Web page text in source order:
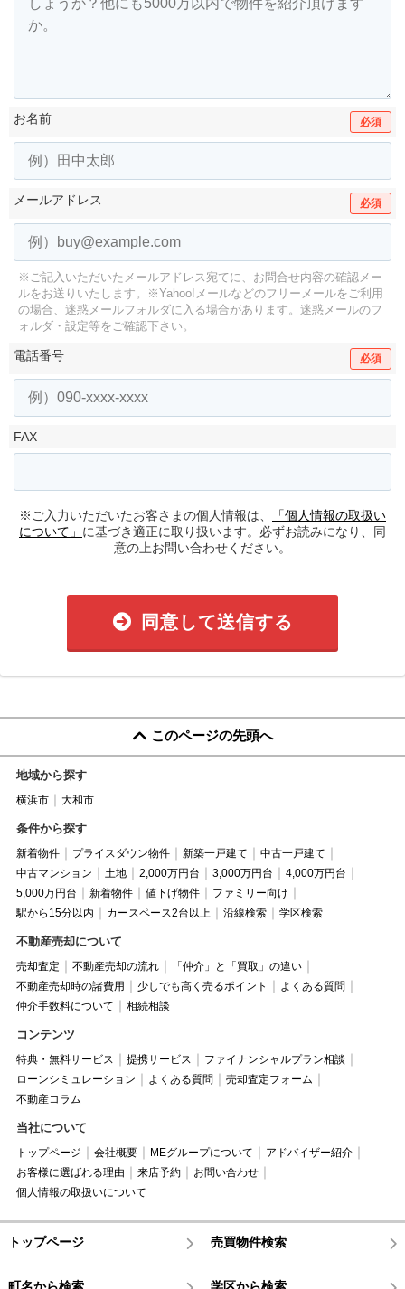
お名前 必須
メールアドレス 必須
※ご記入いただいたメールアドレス宛てに、お問合せ内容の確認メー
ルをお送りいたします。
※Yahoo!メールなどのフリーメールをご利用
の場合、迷惑メールフォルダに入る場合があります。 迷惑メールのフ
ォルダ・設定等をご確認下さい。
電話番号 必須
FAX
※ご入力いただいたお客さまの個人情報は、
「個人情報の取扱い
について」 に基づき適正に取り扱います。必ずお読みになり、同
意の上お問い合わせください。
同意して送信する
このページの先頭へ
地域から探す
横浜市 大和市
条件から探す
新着物件 プライスダウン物件 新築一戸建て
中古一戸建て
中古マンション
土地 2,000万円台 3,000万円台
4,000万円台
5,000万円台
新着物件 値下げ物件
ファミリー向け
駅から15分以内
カースペース2台以上 沿線検索 学区検索
不動産売却について
売却査定 不動産売却の流れ
「仲介」と「買取」の違い
不動産売却時の諸費用
少しでも高く売るポイント
よくある質問
仲介手数料について
相続相談
コンテンツ
特典・無料サービス 提携サービス
ファイナンシャルプラン相談
ローンシミュレーション
よくある質問
売却査定フォーム
不動産コラム
当社について
トップページ 会社概要 MEグループについて
アドバイザー紹介
お客様に選ばれる理由
来店予約
お問い合わせ
個人情報の取扱いについて
トップページ 売買物件検索